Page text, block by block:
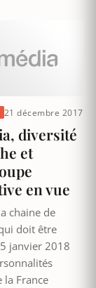
21 décembre 2017
diversité
et
en vue
chaine de
doit être
janvier 2018
la France